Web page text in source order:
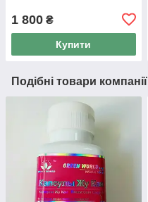
1 800 ₴
Купити
Подібні товари компанії